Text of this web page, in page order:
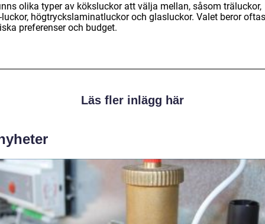
olika typer av köksluckor att välja mellan, såsom träluckor,
luckor, högtryckslaminatluckor och glasluckor. Valet beror
preferenser och budget.
Läs fler inlägg här